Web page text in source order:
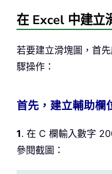
在 Excel 中建立
若要建立滑塊圖，首
驟操作：
首先，建立輔助欄
1. 在 C 欄輸入數字
參閱截圖：